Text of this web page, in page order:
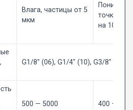
Влага, частицы от 5
мкм
точки
на 10°C
G1/8" (06), G1/4" (10), G3/8" (16),
500 — 5000 400 —